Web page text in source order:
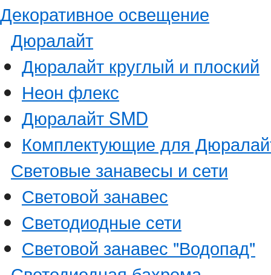
Декоративное освещение
Дюралайт
Дюралайт круглый и плоский
Неон флекс
Дюралайт SMD
Комплектующие для
Световые занавесы и сети
Световой занавес
Светодиодные сети
Световой занавес "Водопад"